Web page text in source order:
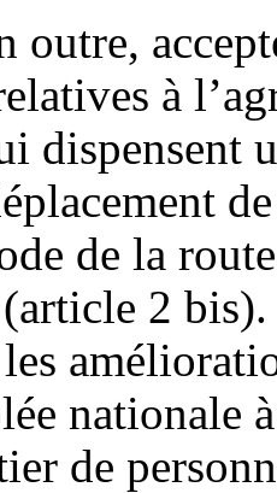
outre,
à
dispensent
de la
2 bis).
nationale
de